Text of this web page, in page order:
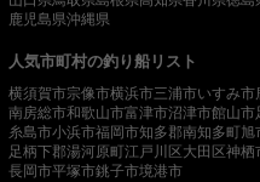
鹿児島県沖縄県
人気市町村の釣り船リスト
横須賀市宗像市横浜市三浦市いすみ市
南房総市和歌山市富津市沼津市館山市
糸島市小浜市福岡市知多郡南知多町旭
足柄下郡湯河原町江戸川区 大田区神栖
長岡市平塚市銚子市境港市